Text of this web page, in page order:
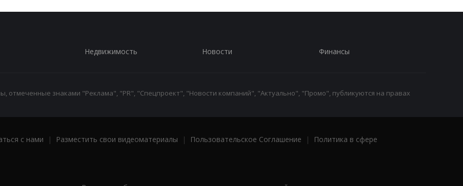
Недвижимость Новости Финансы
отмеченные знаками "Реклама", "PR", "Спецпроект", "Новости компаний", "Актуально", "Промо", публикуются на правах
с нами | Разместить свои видеоматериалы | Пользовательское Соглашение |
Политика в сфере